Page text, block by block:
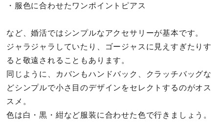
・服色に合わせたワンポイントピアス
など、婚活ではシンプルなアクセサリーが基本です。
ジャラジャラしていたり、ゴージャスに見えすぎたりす
ると敬遠されることもあります。
同じように、カバンもハンドバック、クラッチバッグな
どシンプルで小さ目のデザインをセレクトするのがオス
スメ。
色は白・黒・紺など服装に合わせた色で行きましょう。